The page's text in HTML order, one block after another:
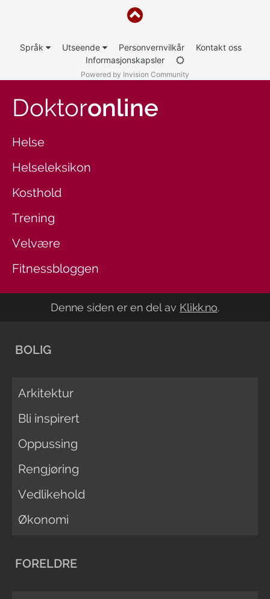
Språk Utseende Personvernvilkår
Kontakt oss
Informasjonskapsler
Powered by Invision Community
Doktoronline
Helse
Helseleksikon
Kosthold
Trening
Velvære
Fitnessbloggen
Denne siden er en del av Klikk.no.
BOLIG
Arkitektur
Bli inspirert
Oppussing
Rengjøring
Vedlikehold
Økonomi
FORELDRE